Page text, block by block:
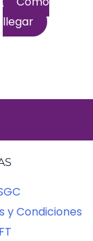
llegar
y Condiciones